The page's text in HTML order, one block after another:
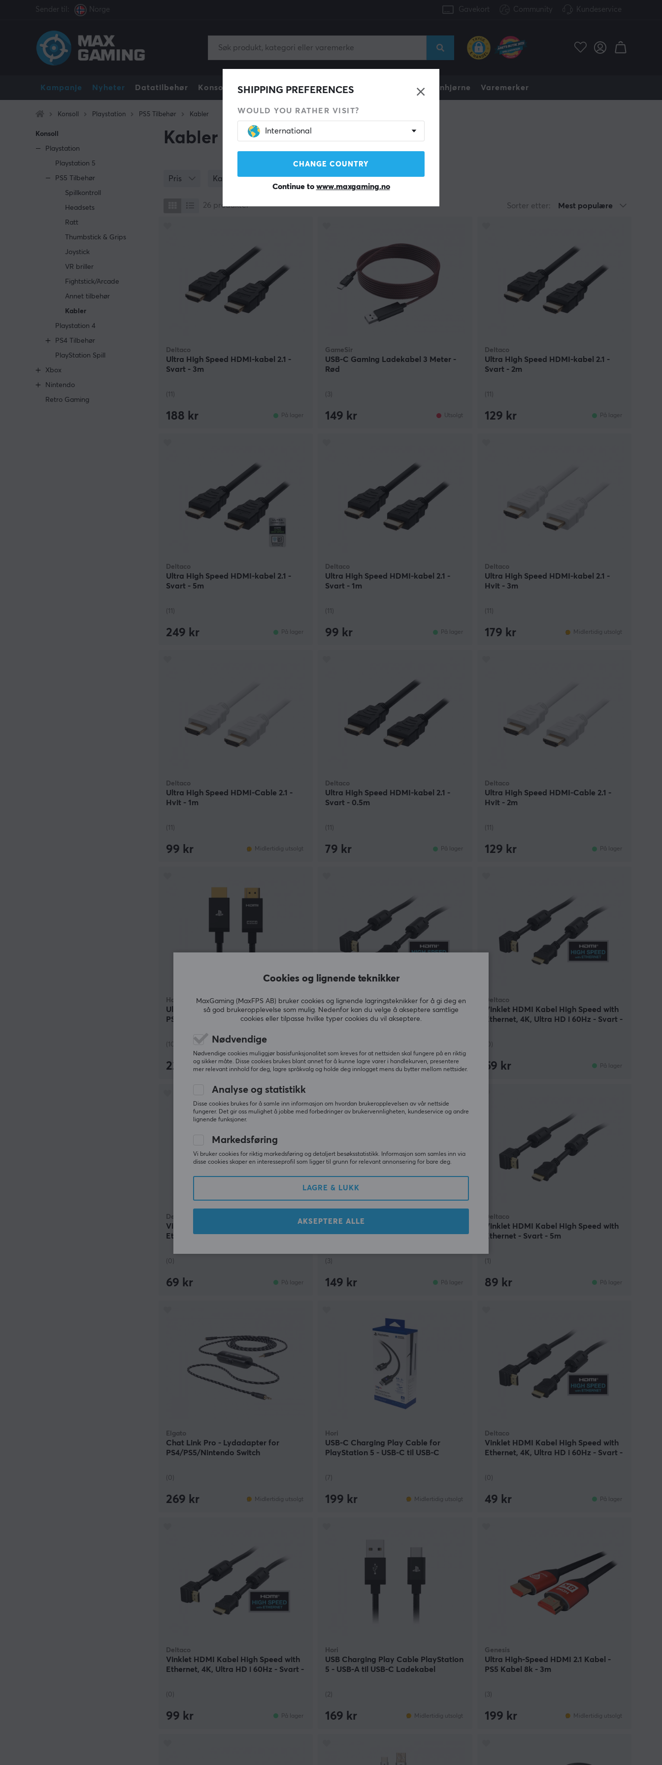
Sender til: Norge Gavekort Community Kundeservice
Kampanje Nyheter Datatilbehør Konsoll Gamingstol Mobiltilbehør Funnhjørne Varemerker
SHIPPING PREFERENCES
WOULD YOU RATHER VISIT?
International
CHANGE COUNTRY
Continue to www.maxgaming.no
Konsoll Playstation PS5 Tilbehør Kabler
Konsoll
Playstation
Playstation 5
PS5 Tilbehør
Spillkontroll
Headsets
Ratt
Thumbstick & Grips
Joystick
VR briller
Fightstick/Arcade
Annet tilbehør
Kabler
Playstation 4
PS4 Tilbehør
PlayStation Spill
Xbox
Nintendo
Retro Gaming
Kabler
Pris Kategori Farge
26 produkter Sorter etter: Mest populære
Deltaco
Ultra High Speed HDMI-kabel 2.1 -
Svart - 3m
(11)
188 kr På lager
GameSir
USB-C Gaming Ladekabel 3 Meter -
Rød
(3)
149 kr Utsolgt
Deltaco
Ultra High Speed HDMI-kabel 2.1 -
Svart - 2m
(11)
129 kr På lager
Deltaco
Ultra High Speed HDMI-kabel 2.1 -
Svart - 5m
(11)
249 kr På lager
Deltaco
Ultra High Speed HDMI-kabel 2.1 -
Svart - 1m
(11)
99 kr På lager
Deltaco
Ultra High Speed HDMI-kabel 2.1 -
Hvit - 3m
(11)
179 kr Midlertidig utsolgt
Deltaco
Ultra High Speed HDMI-Cable 2.1 -
Hvit - 1m
(11)
99 kr Midlertidig utsolgt
Deltaco
Ultra High Speed HDMI-kabel 2.1 -
Svart - 0.5m
(11)
79 kr På lager
Deltaco
Ultra High Speed HDMI-Cable 2.1 -
Hvit - 2m
(11)
129 kr På lager
Hori
Ultra High Speed 8K HDMI 2.1 Kabel -
PS5 HDMI Kabel - 2m
(10)
229 kr Midlertidig utsolgt
Deltaco
Vinklet HDMI Kabel High Speed with
Ethernet, 4K, Ultra HD i 60Hz - Svart -
89 kr På lager
Deltaco
Vinklet HDMI Kabel High Speed with
Ethernet, 4K, Ultra HD i 60Hz - Svart -
(0)
59 kr På lager
Deltaco
Vinklet HDMI Kabel High Speed with
Ethernet, 4K, Ultra HD i 60Hz - Svart -
(0)
69 kr På lager
GameSir
USB-C Gaming-ladekabel 3 meter -
Turkis
(3)
149 kr På lager
Deltaco
Vinklet HDMI Kabel High Speed with
Ethernet - Svart - 5m
(1)
89 kr På lager
Elgato
Chat Link Pro - Lydadapter for
PS4/PS5/Nintendo Switch
(0)
269 kr Midlertidig utsolgt
Hori
USB-C Charging Play Cable for
PlayStation 5 - USB-C til USB-C
(7)
199 kr Midlertidig utsolgt
Deltaco
Vinklet HDMI Kabel High Speed with
Ethernet, 4K, Ultra HD i 60Hz - Svart -
(0)
49 kr På lager
Deltaco
Vinklet HDMI Kabel High Speed with
Ethernet, 4K, Ultra HD i 60Hz - Svart -
(0)
99 kr På lager
Hori
USB Charging Play Cable PlayStation
5 - USB-A til USB-C Ladekabel
(2)
169 kr Midlertidig utsolgt
Genesis
Ultra High-Speed HDMI 2.1 Kabel -
PS5 Kabel 8k - 3m
(3)
199 kr Midlertidig utsolgt
Cookies og lignende teknikker
MaxGaming (MaxFPS AB) bruker cookies og lignende lagringsteknikker for å gi deg en
så god brukeropplevelse som mulig. Nedenfor kan du velge å akseptere samtlige
cookies eller tilpasse hvilke typer cookies du vil akseptere.
Nødvendige
Nødvendige cookies muliggjør basisfunksjonalitet som kreves for at nettsiden skal fungere på en riktig
og sikker måte. Disse cookies brukes blant annet for å kunne lagre varer i handlekurven, presentere
mer relevant innhold for deg, lagre språkvalg og holde deg innlogget mens du bytter mellom nettsider.
Analyse og statistikk
Disse cookies brukes for å samle inn informasjon om hvordan brukeropplevelsen av vår nettside
fungerer. Det gir oss mulighet å jobbe med forbedringer av brukervennligheten, kundeservice og andre
lignende funksjoner.
Markedsføring
Vi bruker cookies for riktig markedsføring og detaljert besøksstatistikk. Informasjon som samles inn via
disse cookies skaper en interesseprofil som ligger til grunn for relevant annonsering for bare deg.
LAGRE & LUKK
AKSEPTERE ALLE